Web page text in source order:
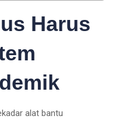
Harus
alat bantu